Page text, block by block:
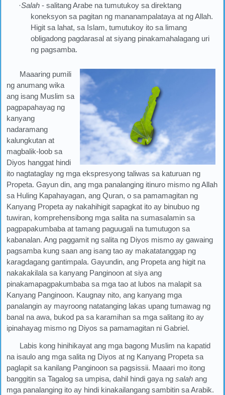
·Salah - salitang Arabe na tumutukoy sa direktang
koneksyon sa pagitan ng mananampalataya at ng Allah.
Higit sa lahat, sa Islam, tumutukoy ito sa limang
obligadong pagdarasal at siyang pinakamahalagang uri
ng pagsamba.
Maaaring pumili
ng anumang wika
ang isang Muslim sa
pagpapahayag ng
kanyang
nadaramang
kalungkutan at
magbalik-loob sa
Diyos hanggat hindi
ito nagtataglay ng mga ekspresyong taliwas sa katuruan ng
Propeta. Gayun din, ang mga panalanging itinuro mismo ng Allah
sa Huling Kapahayagan, ang Quran, o sa pamamagitan ng
Kanyang Propeta ay nakahihigit sapagkat ito ay binubuo ng
tuwiran, komprehensibong mga salita na sumasalamin sa
pagpapakumbaba at tamang paguugali na tumutugon sa
kabanalan. Ang paggamit ng salita ng Diyos mismo ay gawaing
pagsamba kung saan ang isang tao ay makatatanggap ng
karagdagang gantimpala. Gayundin, ang Propeta ang higit na
nakakakilala sa kanyang Panginoon at siya ang
pinakamapagpakumbaba sa mga tao at lubos na malapit sa
Kanyang Panginoon. Kaugnay nito, ang kanyang mga
panalangin ay mayroong natatanging lakas upang tumawag ng
banal na awa, bukod pa sa karamihan sa mga salitang ito ay
ipinahayag mismo ng Diyos sa pamamagitan ni Gabriel.
Labis kong hinihikayat ang mga bagong Muslim na kapatid
na isaulo ang mga salita ng Diyos at ng Kanyang Propeta sa
paglapit sa kanilang Panginoon sa pagsissii. Maaari mo itong
banggitin sa Tagalog sa umpisa, dahil hindi gaya ng salah ang
mga panalanging ito ay hindi kinakailangang sambitin sa Arabik.